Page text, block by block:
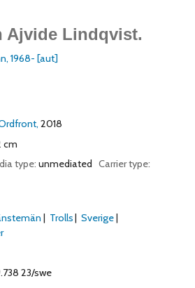
Ajvide Lindqvist.
, 1968- [aut]
2018
cm
type: unmediated Carrier type:
Trolls
Sverige
23/swe